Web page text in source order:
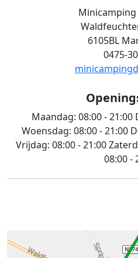
6105BL
0475-
Maandag: 08:00 - 21:00
Woensdag: 08:00 - 21:00
Vrijdag: 08:00 - 21:00
08:00 -